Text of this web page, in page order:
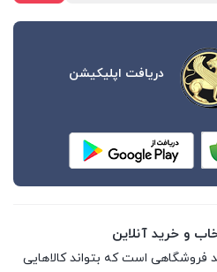
دریافت اپلیکیشن
و خرید آنلاین
فروشگاهی است که بتواند کالاهایی